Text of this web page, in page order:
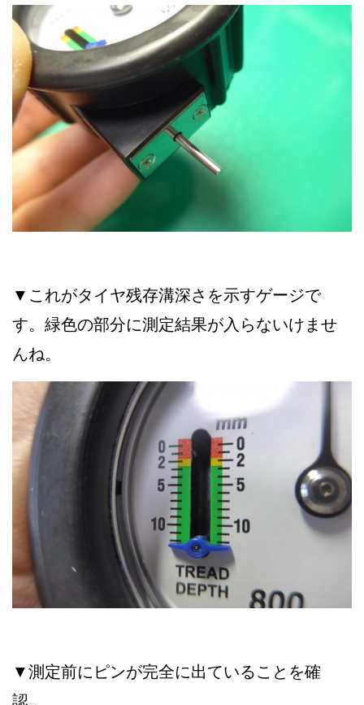
▼これがタイヤ残存溝深さを示すゲージで
す。緑色の部分に測定結果が入らないけませ
んね。
▼測定前にピンが完全に出ていることを確
認。